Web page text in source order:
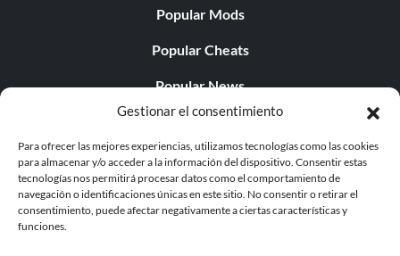
Gestionar el consentimiento
Para ofrecer las mejores experiencias, utilizamos tecnologías como las cookies
para almacenar y/o acceder a la información del dispositivo. Consentir estas
tecnologías nos permitirá procesar datos como el comportamiento de
navegación o identificaciones únicas en este sitio. No consentir o retirar el
consentimiento, puede afectar negativamente a ciertas características y
funciones.
Popular Mods
Popular Cheats
Popular News
Popular Editorials
Popular Free Games
LATEST UPDATES